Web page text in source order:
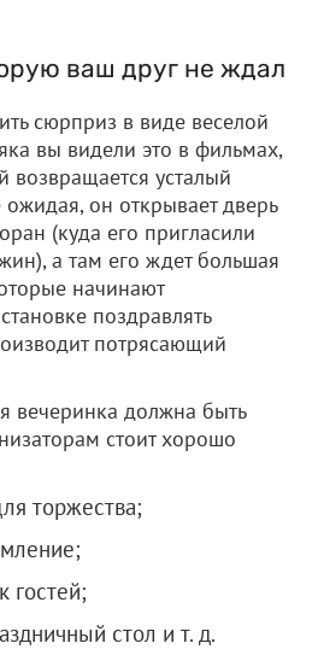
ваш друг не ждал
сюрприз в виде веселой
вы видели это в фильмах,
возвращается усталый
он открывает дверь
(куда его пригласили
а там его ждет большая
начинают
поздравлять
потрясающий
вечеринка должна быть
стоит хорошо
торжества;
гостей;
стол и т. д.